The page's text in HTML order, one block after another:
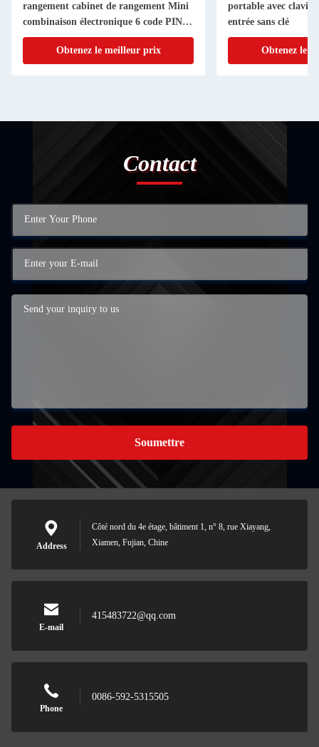
rangement cabinet de rangement Mini
combinaison électronique 6 code PIN
numérique Cam Lock
Obtenez le meilleur prix
portable avec
entrée sans clé
Obtenez le
Contact
Soumettre
Address
Côté nord du 4e étage, bâtiment 1, n° 8, rue Xiayang,
Xiamen, Fujian, Chine
E-mail
415483722@qq.com
Phone
0086-592-5315505